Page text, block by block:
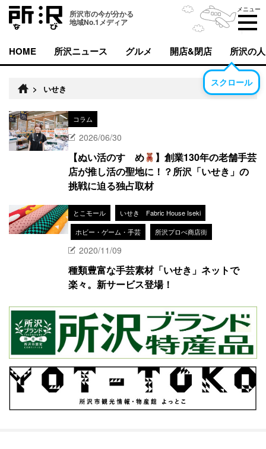
所沢市の今が分かる
地域No.1メディア
メニュー
HOME 所沢ニュース グルメ 開店&閉店 所沢の人
スクロール
> いせき
コラム
2026/06/30
【ぬい活のすゝめ
】創業130年の老舗手芸
店が推し活の聖地に！？所沢「いせき」の
挑戦に迫る独占取材
とこモール
いせき Fabric House Iseki
ホビー・ゲーム・手芸
所沢プロぺ商店街
2020/11/09
種類豊富な手芸素材「いせき」ネットで
楽々。新サービス登場！